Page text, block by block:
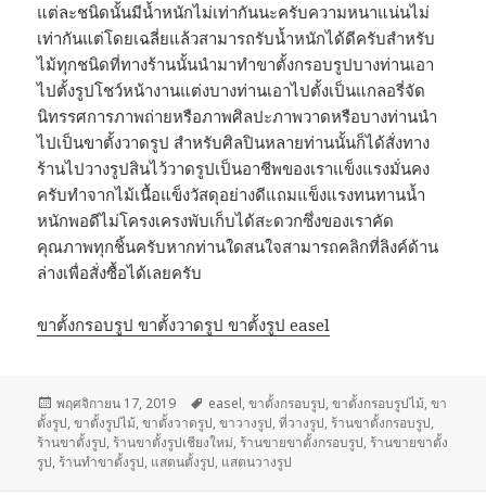
แต่ละชนิดนั้นมีน้ำหนักไม่เท่ากันนะครับความหนาแน่นไม่
เท่ากันแต่โดยเฉลี่ยแล้วสามารถรับน้ำหนักได้ดีครับสำหรับ
ไม้ทุกชนิดที่ทางร้านนั้นนำมาทำขาตั้งกรอบรูปบางท่านเอา
ไปตั้งรูปโชว์หน้างานแต่งบางท่านเอาไปตั้งเป็นแกลอรี่จัด
นิทรรศการภาพถ่ายหรือภาพศิลปะภาพวาดหรือบางท่านนำ
ไปเป็นขาตั้งวาดรูป สำหรับศิลปินหลายท่านนั้นก็ได้สั่งทาง
ร้านไปวางรูปสินไว้วาดรูปเป็นอาชีพของเราแข็งแรงมั่นคง
ครับทำจากไม้เนื้อแข็งวัสดุอย่างดีแถมแข็งแรงทนทานน้ำ
หนักพอดีไม่โครงเครงพับเก็บได้สะดวกซึ่งของเราคัด
คุณภาพทุกชิ้นครับหากท่านใดสนใจสามารถคลิกที่ลิงค์ด้าน
ล่างเพื่อสั่งซื้อได้เลยครับ
ขาตั้งกรอบรูป ขาตั้งวาดรูป ขาตั้งรูป easel
เขียน
เมื่อ
พฤศจิกายน 17, 2019
ป้าย
กำกับ
easel,ขาตั้งกรอบรูป,ขาตั้งกรอบรูปไม้,ขา
ตั้งรูป,ขาตั้งรูปไม้,ขาตั้งวาดรูป,ขาวางรูป,ที่วางรูป, ร้านขาตั้งกรอบรูป,
ร้านขาตั้งรูป, ร้านขาตั้งรูปเชียงใหม่, ร้านขายขาตั้งกรอบรูป, ร้านขายขาตั้ง
รูป, ร้านทำขาตั้งรูป, แสตนตั้งรูป, แสตนวางรูป